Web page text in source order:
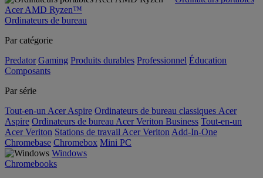
Acer AMD Ryzen™
Ordinateurs de bureau
Par catégorie
Predator Gaming Produits durables Professionnel Éducation
Composants
Par série
Tout-en-un Acer Aspire Ordinateurs de bureau classiques Acer
Aspire Ordinateurs de bureau Acer Veriton Business Tout-en-un
Acer Veriton Stations de travail Acer Veriton Add-In-One
Chromebase Chromebox Mini PC
Windows
Chromebooks